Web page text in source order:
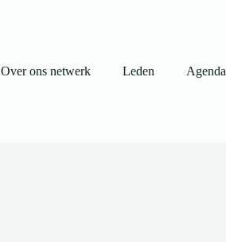
Over ons netwerk Leden Agenda